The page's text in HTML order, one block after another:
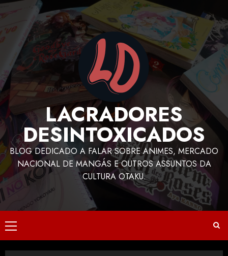
LACRADORES
DESINTOXICADOS
BLOG DEDICADO A FALAR SOBRE ANIMES, MERCADO
NACIONAL DE MANGÁS E OUTROS ASSUNTOS DA
CULTURA OTAKU.